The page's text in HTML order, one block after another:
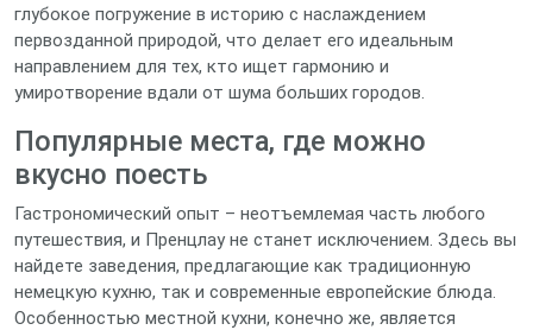
глубокое погружение в историю с наслаждением
первозданной природой, что делает его идеальным
направлением для тех, кто ищет гармонию и
умиротворение вдали от шума больших городов.
Популярные места, где можно
вкусно поесть
Гастрономический опыт – неотъемлемая часть любого
путешествия, и Пренцлау не станет исключением. Здесь вы
найдете заведения, предлагающие как традиционную
немецкую кухню, так и современные европейские блюда.
Особенностью местной кухни, конечно же, является